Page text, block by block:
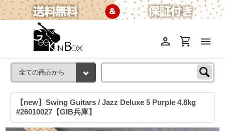
menu
shopping_cart
person
【new】Swing Guitars / Jazz Deluxe 5 Purple 4.8kg
#26010027【GIB兵庫】